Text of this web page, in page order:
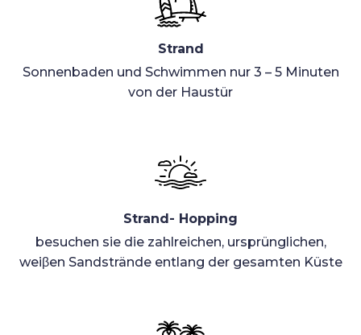
Strand
Sonnenbaden und Schwimmen nur 3 – 5 Minuten
von der Haustür
Strand- Hopping
besuchen sie die zahlreichen, ursprünglichen,
weiβen Sandstrände entlang der gesamten Küste